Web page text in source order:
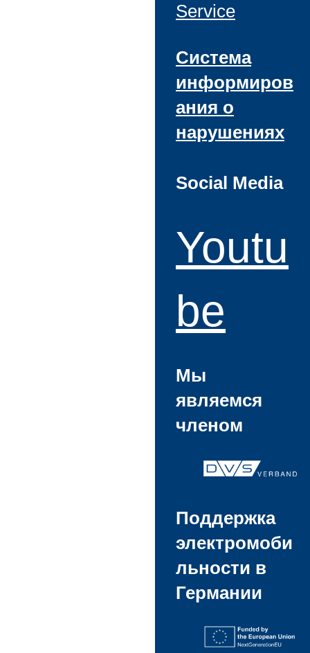
Service
Система
информиров
ания о
нарушениях
Social Media
Youtu
be
Мы
являемся
членом
Поддержка
электромоби
льности в
Германии